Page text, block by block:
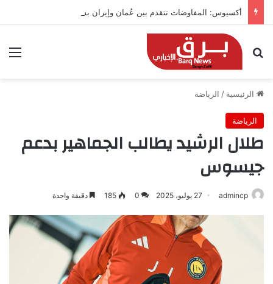
أكسيوس: المفاوضات تتقدم بين عُمان وإيران بشأن هرمز
بحث عن
الرئيسية / الرياضة
الرياضة
طلال الرشيد يطالب الجماهير بدعم
جيسوس
admincp 27 يوليو، 2025 0
185 دقيقة واحدة